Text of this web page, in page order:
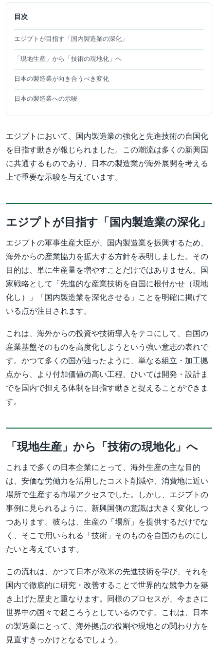
目次
エジプトが目指す「国内製造業の深化」
「現地生産」から「技術の現地化」へ
日本の製造業が向き合うべき変化
日本の製造業への示唆
エジプトにおいて、国内製造業の強化と先進技術の自国化
を目指す動きが報じられました。この潮流は多くの新興国
に共通するものであり、日本の製造業が海外展開を考える
上で重要な示唆を与えています。
エジプトが目指す「国内製造業の深化」
エジプトの軍事生産大臣が、国内製造業を振興するため、
海外からの産業協力を拡大する方針を表明しました。その
目的は、単に生産量を増やすことだけではありません。国
家戦略として「先進的な産業技術を自国に根付かせ（現地
化し）」「国内製造業を深化させる」ことを明確に掲げて
いる点が注目されます。
これは、海外からの投資や技術導入をテコにして、自国の
産業基盤そのものを高度化しようという強い意志の表れで
す。かつて多くの国が辿ったように、単なる組立・加工拠
点から、より付加価値の高い工程、ひいては開発・設計ま
でを国内で担える体制を目指す動きと捉えることができま
す。
「現地生産」から「技術の現地化」へ
これまで多くの日本企業にとって、海外生産の主な目的
は、安価な労働力を活用したコスト削減や、消費地に近い
場所で生産する市場アクセスでした。しかし、エジプトの
事例に見られるように、新興国側の意識は大きく変化しつ
つあります。彼らは、生産の「場所」を提供するだけでな
く、そこで用いられる「技術」そのものを自国のものにし
たいと考えています。
この流れは、かつて日本が欧米の先進技術を学び、それを
国内で徹底的に研究・改善することで世界的な競争力を築
き上げた歴史と重なります。同様のプロセスが、今まさに
世界中の国々で起ころうとしているのです。これは、日本
の製造業にとって、海外拠点の役割や現地との関わり方を
見直すきっかけとなるでしょう。